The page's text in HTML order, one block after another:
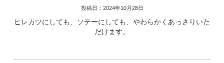
投稿日：2024年10月28日
ヒレカツにしても、ソテーにしても、やわらかくあっさりいた
だけます。